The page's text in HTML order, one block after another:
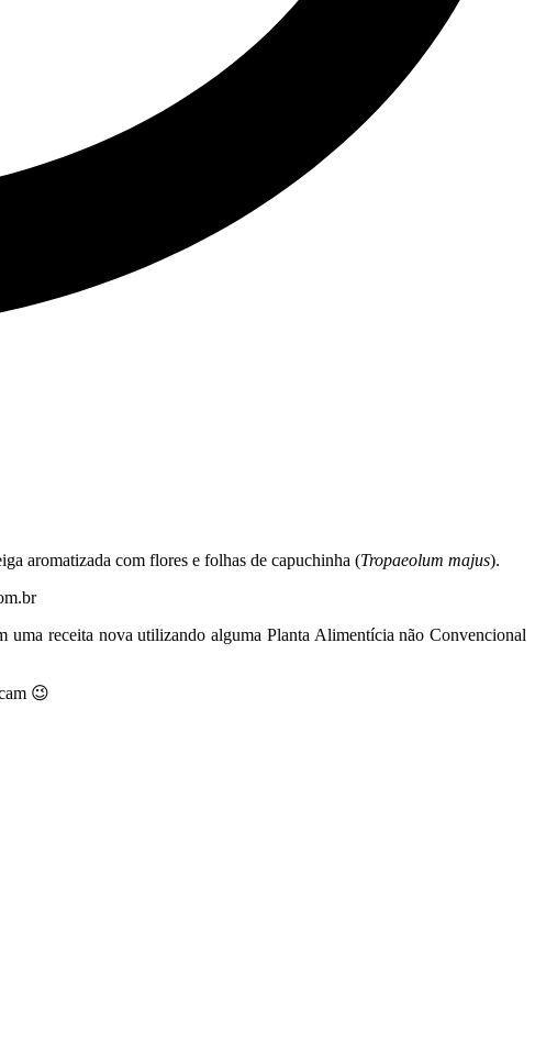
aromatizada com flores e folhas de capuchinha (Tropaeolum majus).
uma receita nova utilizando alguma Planta Alimentícia não Convencional
😉